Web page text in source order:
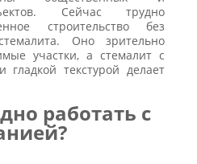
Сейчас трудно
строительство без
Оно зрительно
участки, а стемалит с
гладкой текстурой делает
работать с